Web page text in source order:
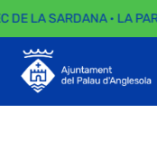
DE LA SARDANA · LA